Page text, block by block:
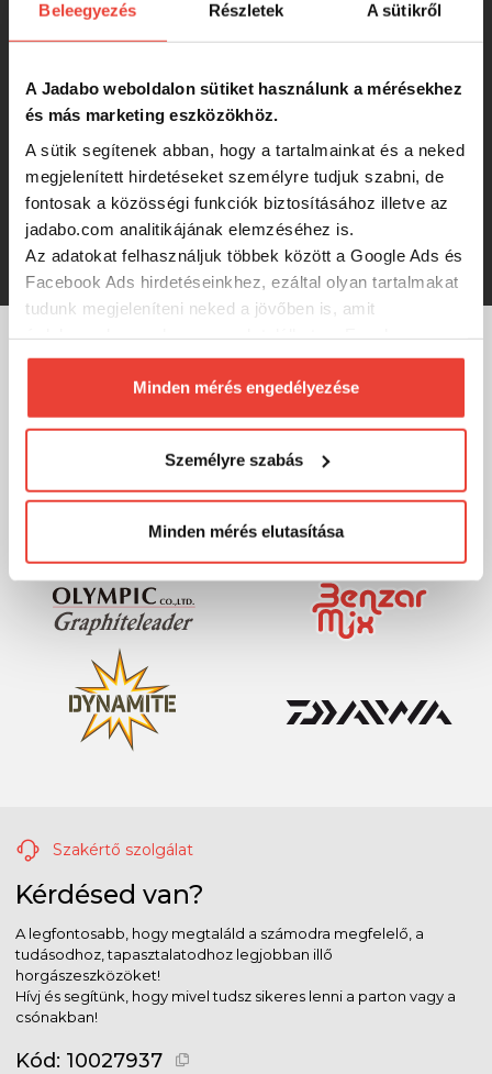
Beleegyezés Részletek A sütikről
A Jadabo weboldalon sütiket használunk a mérésekhez
és más marketing eszközökhöz.
A sütik segítenek abban, hogy a tartalmainkat és a neked
megjelenített hirdetéseket személyre tudjuk szabni, de
fontosak a közösségi funkciók biztosításához illetve az
jadabo.com analitikájának elemzéséhez is.
Az adatokat felhasználjuk többek között a Google Ads és
Facebook Ads hirdetéseinkhez, ezáltal olyan tartalmakat
tudunk megjeleníteni neked a jövőben is, amit
biztosításához arra kérünk, hogy engedd meg
számunkra minden mérés használatát.
Természetesensoha semmilyen formában nem fogunk
megváltoztathatod a döntésed ezzel kapcsolatban.
Előre is köszönjük!
Minden mérés engedélyezése
Személyre szabás
Minden mérés elutasítása
SILSTAR GUMIHAL 7,5CM 1,6G
1 276 Ft
SILSTAR GUMIHAL 7,5CM 1,6G
10DB/CS MOTOILP
1 276 Ft
MÁRKÁINK
Szakértő szolgálat
Kérdésed van?
A legfontosabb, hogy megtaláld a számodra megfelelő, a
tudásodhoz, tapasztalatodhoz legjobban illő
horgászeszközöket!
Hívj és segítünk, hogy mivel tudsz sikeres lenni a parton vagy a
csónakban!
Kód: 10027937